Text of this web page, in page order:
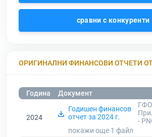
сравни с конкуренти
ОРИГИНАЛНИ ФИНАНСОВИ ОТЧЕТИ
Година Документ
2024
Годишен финансов
отчет за 2024 г.
-
покажи още 1 файл